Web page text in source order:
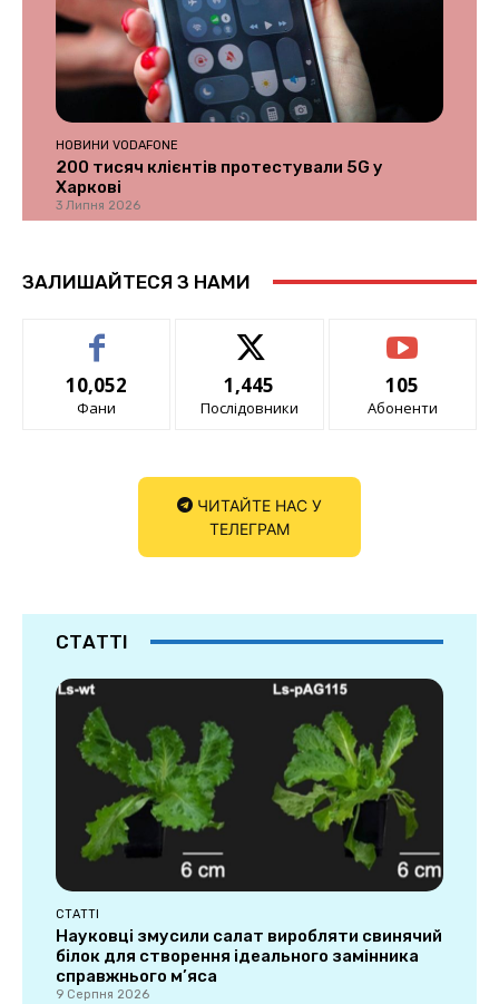
НОВИНИ VODAFONE
200 тисяч клієнтів протестували 5G у
Харкові
3 Липня 2026
ЗАЛИШАЙТЕСЯ З НАМИ
10,052
Фани
1,445
Послідовники
105
Абоненти
ЧИТАЙТЕ НАС У
ТЕЛЕГРАМ
СТАТТІ
СТАТТІ
Науковці змусили салат виробляти свинячий
білок для створення ідеального замінника
справжнього м’яса
9 Серпня 2026